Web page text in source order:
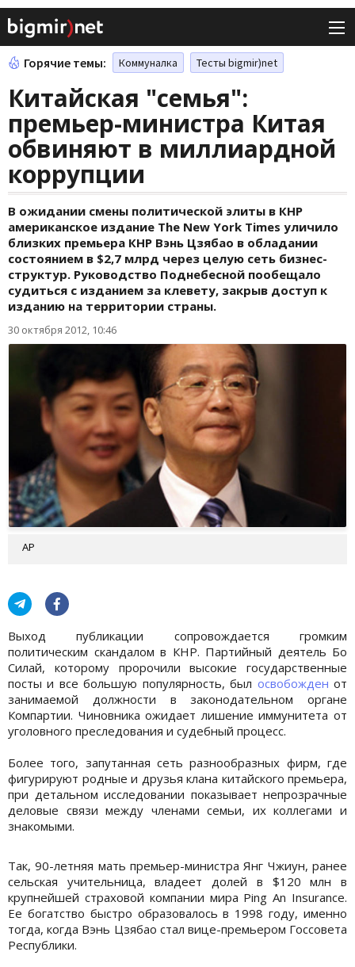
Горячие темы: Коммуналка Тесты bigmir)net
Китайская "семья":
премьер-министра Китая
обвиняют в миллиардной
коррупции
В ожидании смены политической элиты в КНР
американское издание The New York Times уличило
близких премьера КНР Вэнь Цзябао в обладании
состоянием в $2,7 млрд через целую сеть бизнес-
структур. Руководство Поднебесной пообещало
судиться с изданием за клевету, закрыв доступ к
изданию на территории страны.
30 октября 2012, 10:46
AP
Выход публикации сопровождается громким
политическим скандалом в КНР. Партийный деятель Бо
Силай, которому пророчили высокие государственные
посты и все большую популярность, был освобожден от
занимаемой должности в законодательном органе
Компартии. Чиновника ожидает лишение иммунитета от
уголовного преследования и судебный процесс.
Более того, запутанная сеть разнообразных фирм, где
фигурируют родные и друзья клана китайского премьера,
при детальном исследовании показывает непрозрачные
деловые связи между членами семьи, их коллегами и
знакомыми.
Так, 90-летняя мать премьер-министра Янг Чжиун, ранее
сельская учительница, владеет долей в $120 млн в
крупнейшей страховой компании мира Ping An Insurance.
Ее богатство быстро образовалось в 1998 году, именно
тогда, когда Вэнь Цзябао стал вице-премьером Госсовета
Республики.